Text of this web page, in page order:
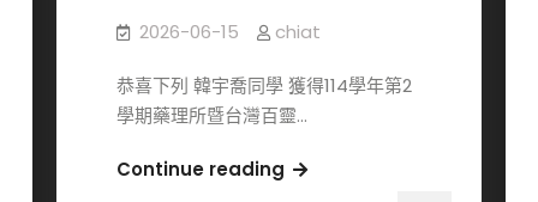
2026-06-15 chiat
恭喜下列 韓宇喬同學 獲得114學年第2
學期藥理所暨台灣百靈…
Continue reading114